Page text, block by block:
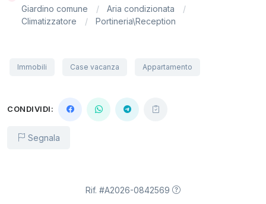
Giardino comune
Aria condizionata
Climatizzatore
Portineria\Reception
Immobili Case vacanza Appartamento
CONDIVIDI:
Segnala
Rif. #A2026-0842569